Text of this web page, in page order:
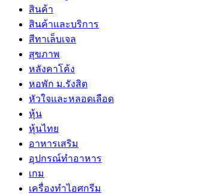
สินค้า
สินค้าและบริการ
สีทาเล็บเจล
สุขภาพ
หลังคาโค้ง
หอพัก ม.รังสิต
หัวใจและหลอดเลือด
หุ้น
หุ้นไทย
อาหารเสริม
อุปกรณ์ทำอาหาร
เกม
เครื่องทำไอศกรีม